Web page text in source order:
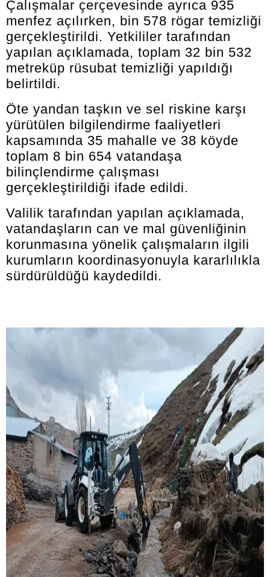
Çalışmalar çerçevesinde ayrıca 935
menfez açılırken, bin 578 rögar temizliği
gerçekleştirildi. Yetkililer tarafından
yapılan açıklamada, toplam 32 bin 532
metreküp rüsubat temizliği yapıldığı
belirtildi.
Öte yandan taşkın ve sel riskine karşı
yürütülen bilgilendirme faaliyetleri
kapsamında 35 mahalle ve 38 köyde
toplam 8 bin 654 vatandaşa
bilinçlendirme çalışması
gerçekleştirildiği ifade edildi.
Valilik tarafından yapılan açıklamada,
vatandaşların can ve mal güvenliğinin
korunmasına yönelik çalışmaların ilgili
kurumların koordinasyonuyla kararlılıkla
sürdürüldüğü kaydedildi.